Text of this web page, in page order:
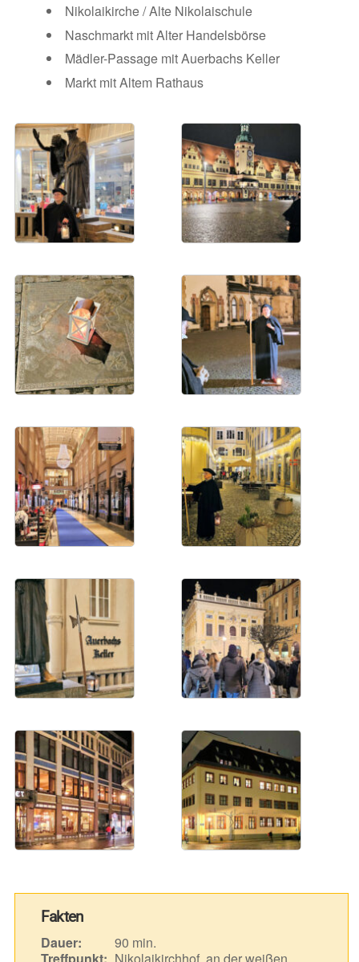
Nikolaikirche / Alte Nikolaischule
Naschmarkt mit Alter Handelsbörse
Mädler-Passage mit Auerbachs Keller
Markt mit Altem Rathaus
Fakten
Dauer:
90 min.
Treffpunkt: Nikolaikirchhof, an der weißen